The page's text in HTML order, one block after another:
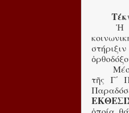
Ἡ
τῆς Γ΄